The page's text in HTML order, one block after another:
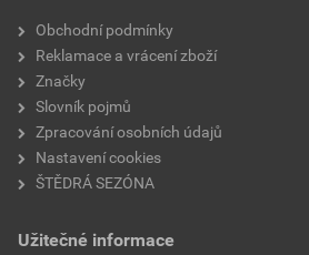
Velikost
faktor difuzního odporu
materiálová báze
Obchodní podmínky
Reklamace a vrácení zboží
Značky
Slovník pojmů
Zpracování osobních údajů
Nastavení cookies
ŠTĚDRÁ SEZÓNA
Užitečné informace